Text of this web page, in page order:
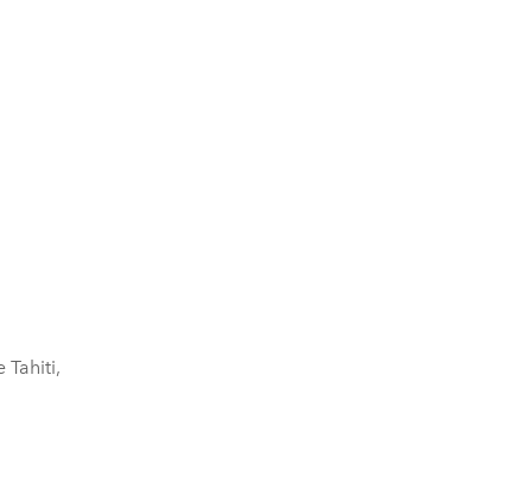
Tahiti,